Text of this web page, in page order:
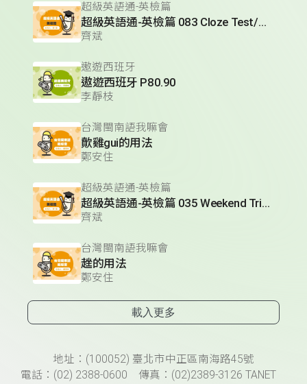
超級英語通-英檢篇
超級英語通-英檢篇 083 Cloze Test/段落填空-13
齊斌
遨遊西班牙
遨遊西班牙 P80.90
李靜枝
台灣閩南語我嘛會
歕雞gui的用法
鄭安住
超級英語通-英檢篇
超級英語通-英檢篇 035 Weekend Trip- 週末旅遊
齊斌
台灣閩南語我嘛會
趖的用法
鄭安住
載入更多
頁尾資訊地址：(100052) 臺北市中正區南海路45號
電話：(02) 2388-0600 傳真：(02)2389-3126 TANET